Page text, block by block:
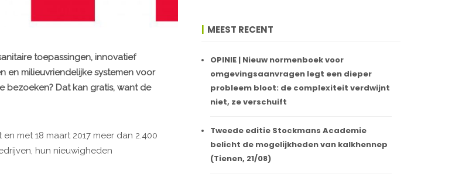
toepassingen, innovatief
en milieuvriendelijke systemen voor
bezoeken? Dat kan gratis, want de
met 18 maart 2017 meer dan 2.400
hun nieuwigheden
MEEST RECENT
OPINIE | Nieuw normenboek voor
omgevingsaanvragen legt een dieper
probleem bloot: de complexiteit verdwijnt
niet, ze verschuift
Tweede editie Stockmans Academie
belicht de mogelijkheden van kalkhennep
(Tienen, 21/08)